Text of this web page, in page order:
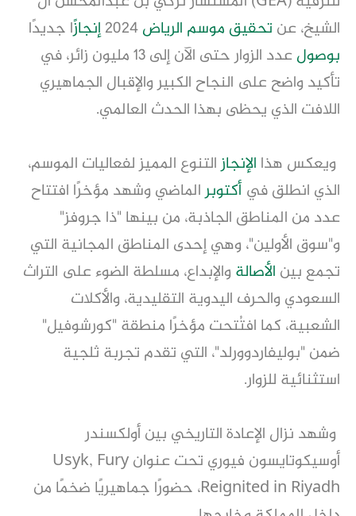
الشيخ، عن تحقيق موسم الرياض إنجازًا جديدًا
بوصول
عدد الزوار حتى الآن إلى 13 مليون زائر، في
تأكيد واضح على النجاح الكبير والإقبال الجماهيري
اللافت الذي يحظى بهذا الحدث العالمي.
ويعكس هذا الإنجازالتنوع المميز لفعاليات الموسم،
الذي انطلق في أكتوبرالماضي وشهد مؤخرًا افتتاح
عدد من المناطق الجاذبة، من بينها "ذا جروفز"
و"سوق الأولين"، وهي إحدى المناطق المجانية التي
تجمع بين الأصالة والإبداع، مسلطة الضوء على التراث
السعودي والحرف اليدوية التقليدية، والأكلات
الشعبية، كما افتُتحت مؤخرًا منطقة "كورشوفيل"
ضمن "بوليفاردوورلد"، التي تقدم تجربة ثلجية
استثنائية للزوار.
وشهد نزال الإعادة التاريخي بين أولكسندر
أوسيكوتايسون فيوري تحت عنوان Usyk, Fury
Reignited in Riyadh، حضورًا جماهيريًا ضخمًا من